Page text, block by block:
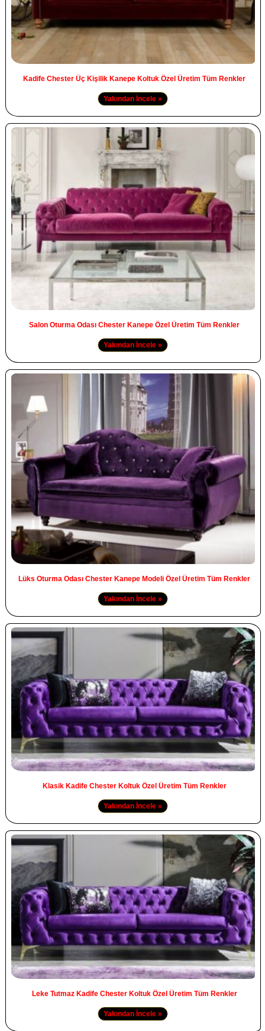
Kadife Chester Üç Kişilik Kanepe Koltuk Özel Üretim Tüm Renkler
Yakından İncele »
Salon Oturma Odası Chester Kanepe Özel Üretim Tüm Renkler
Yakından İncele »
Lüks Oturma Odası Chester Kanepe Modeli Özel Üretim Tüm Renkler
Yakından İncele »
Klasik Kadife Chester Koltuk Özel Üretim Tüm Renkler
Yakından İncele »
Leke Tutmaz Kadife Chester Koltuk Özel Üretim Tüm Renkler
Yakından İncele »